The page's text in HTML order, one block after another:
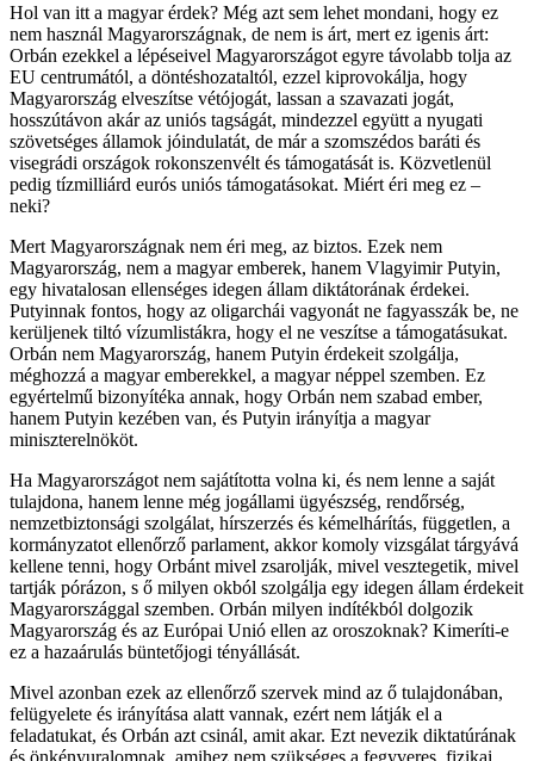
Hol van itt a magyar érdek? Még azt sem lehet mondani, hogy ez
nem használ Magyarországnak, de nem is árt, mert ez igenis árt:
Orbán ezekkel a lépéseivel Magyarországot egyre távolabb tolja az
EU centrumától, a döntéshozataltól, ezzel kiprovokálja, hogy
Magyarország elveszítse vétójogát, lassan a szavazati jogát,
hosszútávon akár az uniós tagságát, mindezzel együtt a nyugati
szövetséges államok jóindulatát, de már a szomszédos baráti és
visegrádi országok rokonszenvélt és támogatását is. Közvetlenül
pedig tízmilliárd eurós uniós támogatásokat. Miért éri meg ez –
neki?
Mert Magyarországnak nem éri meg, az biztos. Ezek nem
Magyarország, nem a magyar emberek, hanem Vlagyimir Putyin,
egy hivatalosan ellenséges idegen állam diktátorának érdekei.
Putyinnak fontos, hogy az oligarchái vagyonát ne fagyasszák be, ne
kerüljenek tiltó vízumlistákra, hogy el ne veszítse a támogatásukat.
Orbán nem Magyarország, hanem Putyin érdekeit szolgálja,
méghozzá a magyar emberekkel, a magyar néppel szemben. Ez
egyértelmű bizonyítéka annak, hogy Orbán nem szabad ember,
hanem Putyin kezében van, és Putyin irányítja a magyar
miniszterelnököt.
Ha Magyarországot nem sajátította volna ki, és nem lenne a saját
tulajdona, hanem lenne még jogállami ügyészség, rendőrség,
nemzetbiztonsági szolgálat, hírszerzés és kémelhárítás, független, a
kormányzatot ellenőrző parlament, akkor komoly vizsgálat tárgyává
kellene tenni, hogy Orbánt mivel zsarolják, mivel vesztegetik, mivel
tartják pórázon, s ő milyen okból szolgálja egy idegen állam érdekeit
Magyarországgal szemben. Orbán milyen indítékból dolgozik
Magyarország és az Európai Unió ellen az oroszoknak? Kimeríti-e
ez a hazaárulás büntetőjogi tényállását.
Mivel azonban ezek az ellenőrző szervek mind az ő tulajdonában,
felügyelete és irányítása alatt vannak, ezért nem látják el a
feladatukat, és Orbán azt csinál, amit akar. Ezt nevezik diktatúrának
és önkényuralomnak, amihez nem szükséges a fegyveres, fizikai